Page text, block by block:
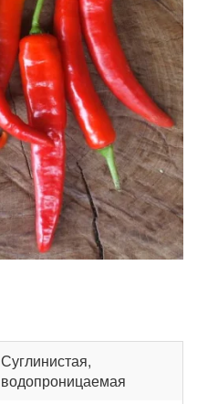
Суглинистая,
водопроницаемая